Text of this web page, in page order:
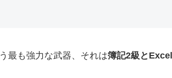
最も強力な武器、それは簿記2級と